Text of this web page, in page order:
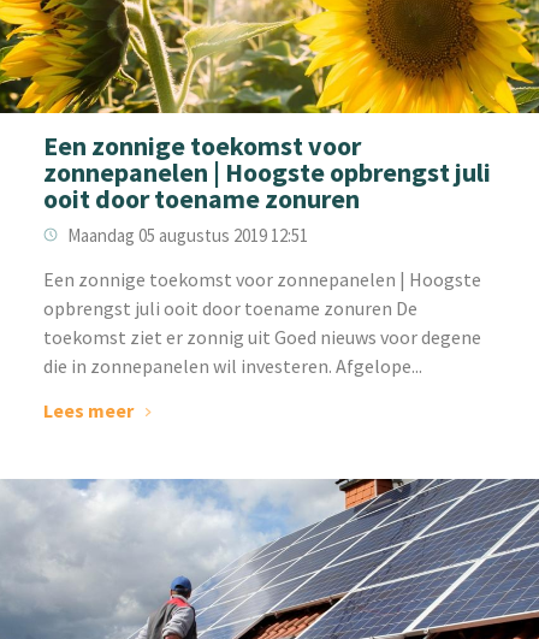
Een zonnige toekomst voor
zonnepanelen | Hoogste opbrengst juli
ooit door toename zonuren
Maandag 05 augustus 2019 12:51
Een zonnige toekomst voor zonnepanelen | Hoogste
opbrengst juli ooit door toename zonuren De
toekomst ziet er zonnig uit Goed nieuws voor degene
die in zonnepanelen wil investeren. Afgelope...
Lees meer